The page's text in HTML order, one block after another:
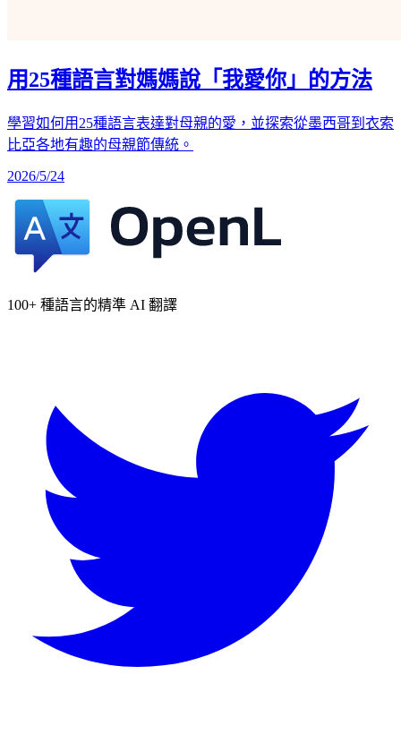
用25種語言對媽媽說「我愛你」的方法
學習如何用25種語言表達對母親的愛，並探索從墨西哥到衣索
比亞各地有趣的母親節傳統。
2026/5/24
100+ 種語言的精準 AI 翻譯